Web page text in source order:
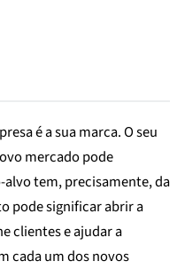
é a sua marca. O seu
mercado pode
tem, precisamente, da
pode significar abrir a
clientes e ajudar a
cada um dos novos